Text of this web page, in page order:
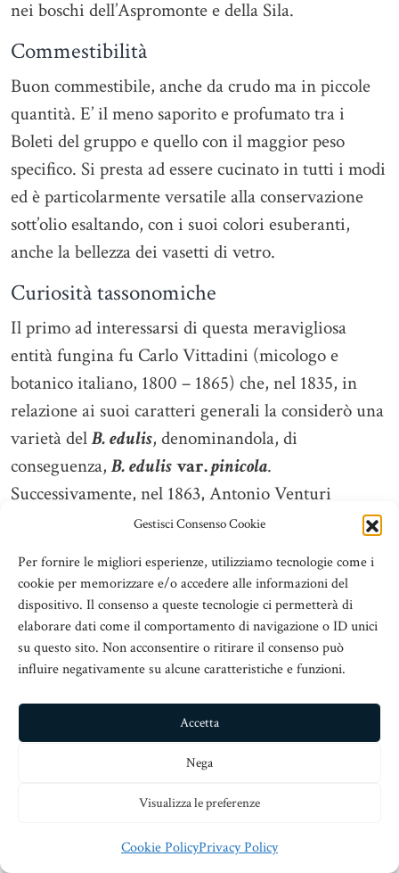
Gestisci Consenso Cookie
Per fornire le migliori esperienze, utilizziamo tecnologie come i
cookie per memorizzare e/o accedere alle informazioni del
dispositivo. Il consenso a queste tecnologie ci permetterà di
elaborare dati come il comportamento di navigazione o ID unici
su questo sito. Non acconsentire o ritirare il consenso può
influire negativamente su alcune caratteristiche e funzioni.
Accetta
Nega
Visualizza le preferenze
Cookie PolicyPrivacy Policy
nei boschi dell’Aspromonte e della Sila.
Commestibilità
Buon commestibile, anche da crudo ma in piccole
quantità. E’ il meno saporito e profumato tra i
Boleti del gruppo e quello con il maggior peso
specifico. Si presta ad essere cucinato in tutti i modi
ed è particolarmente versatile alla conservazione
sott’olio esaltando, con i suoi colori esuberanti,
anche la bellezza dei vasetti di vetro.
Curiosità tassonomiche
Il primo ad interessarsi di questa meravigliosa
entità fungina fu Carlo Vittadini (micologo e
botanico italiano, 1800 – 1865) che, nel 1835, in
relazione ai suoi caratteri generali la considerò una
varietà delB. edulis, denominandola, di
conseguenza,B. edulisvar.pinicola.
Successivamente, nel 1863, Antonio Venturi
(micologo italiano, 1806 – 1864) la elevò al rango di
denominazione ritenuta invalida in quanto già
utilizzata nel 1810 dal micologo Olof Swartz
(naturalista svedese, 1760 – 1816) per indicare altra
specie fungina appartenente all’ordine delle
pinicola.
L’attuale denominazione venne
definitivamente attribuita, nel 1973, dai micologi
cechi Albert Pilat ed Aurel Dermek [Alessio, 1985 –
Oppicelli ed altri, 2018].